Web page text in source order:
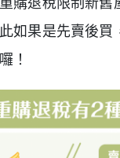
購退稅限制新舊
如果是先賣後買
囉！